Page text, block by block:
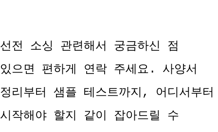
선전 소싱 관련해서 궁금하신 점
있으면 편하게 연락 주세요. 사양서
정리부터 샘플 테스트까지, 어디서부터
시작해야 할지 같이 잡아드릴 수